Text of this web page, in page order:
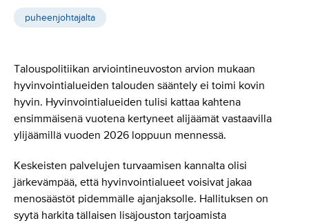
puheenjohtajalta
Talouspolitiikan arviointineuvoston arvion mukaan
hyvinvointialueiden talouden sääntely ei toimi kovin
hyvin. Hyvinvointialueiden tulisi kattaa kahtena
ensimmäisenä vuotena kertyneet alijäämät vastaavilla
ylijäämillä vuoden 2026 loppuun mennessä.
Keskeisten palvelujen turvaamisen kannalta olisi
järkevämpää, että hyvinvointialueet voisivat jakaa
menosäästöt pidemmälle ajanjaksolle. Hallituksen on
syytä harkita tällaisen lisäjouston tarjoamista